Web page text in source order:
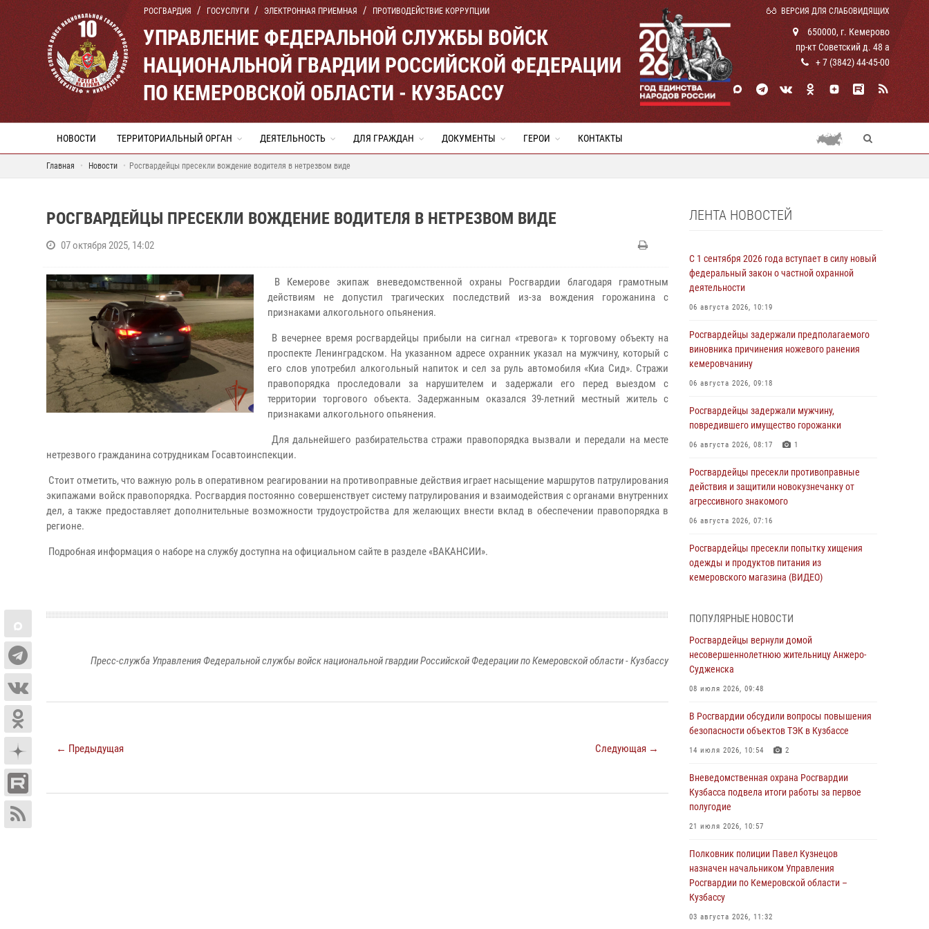
РОСГВАРДИЯ ГОСУСЛУГИ ЭЛЕКТРОННАЯ ПРИЕМНАЯ ПРОТИВОДЕЙСТВИЕ КОРРУПЦИИ ВЕРСИЯ ДЛЯ СЛАБОВИДЯЩИХ
УПРАВЛЕНИЕ ФЕДЕРАЛЬНОЙ СЛУЖБЫ ВОЙСК
НАЦИОНАЛЬНОЙ ГВАРДИИ РОССИЙСКОЙ ФЕДЕРАЦИИ
ПО КЕМЕРОВСКОЙ ОБЛАСТИ - КУЗБАССУ
650000, г. Кемерово
пр-кт Советский д. 48 а
+ 7 (3842) 44-45-00
НОВОСТИ ТЕРРИТОРИАЛЬНЫЙ ОРГАН ДЕЯТЕЛЬНОСТЬ ДЛЯ ГРАЖДАН ДОКУМЕНТЫ ГЕРОИ КОНТАКТЫ
Главная Новости Росгвардейцы пресекли вождение водителя в нетрезвом виде
РОСГВАРДЕЙЦЫ ПРЕСЕКЛИ ВОЖДЕНИЕ ВОДИТЕЛЯ В НЕТРЕЗВОМ ВИДЕ
07 октября 2025, 14:02
В Кемерове экипаж вневедомственной охраны Росгвардии благодаря грамотным
действиям не допустил трагических последствий из-за вождения горожанина с
признаками алкогольного опьянения.
В вечернее время росгвардейцы прибыли на сигнал «тревога» к торговому объекту на
проспекте Ленинградском. На указанном адресе охранник указал на мужчину, который с
его слов употребил алкогольный напиток и сел за руль автомобиля «Киа Сид». Стражи
правопорядка проследовали за нарушителем и задержали его перед выездом с
территории торгового объекта. Задержанным оказался 39-летний местный житель с
признаками алкогольного опьянения.
Для дальнейшего разбирательства стражи правопорядка вызвали и передали на месте
нетрезвого гражданина сотрудникам Госавтоинспекции.
Стоит отметить, что важную роль в оперативном реагировании на противоправные действия играет насыщение маршрутов патрулирования
экипажами войск правопорядка. Росгвардия постоянно совершенствует систему патрулирования и взаимодействия с органами внутренних
дел, а также предоставляет дополнительные возможности трудоустройства для желающих внести вклад в обеспечении правопорядка в
регионе.
Подробная информация о наборе на службу доступна на официальном сайте в разделе «ВАКАНСИИ».
Пресс-служба Управления Федеральной службы войск национальной гвардии Российской Федерации по Кемеровской области - Кузбассу
← Предыдущая Следующая →
ЛЕНТА НОВОСТЕЙ
С 1 сентября 2026 года вступает в силу новый
федеральный закон о частной охранной
деятельности
06 августа 2026, 10:19
Росгвардейцы задержали предполагаемого
виновника причинения ножевого ранения
кемеровчанину
06 августа 2026, 09:18
Росгвардейцы задержали мужчину,
повредившего имущество горожанки
06 августа 2026, 08:17 1
Росгвардейцы пресекли противоправные
действия и защитили новокузнечанку от
агрессивного знакомого
06 августа 2026, 07:16
Росгвардейцы пресекли попытку хищения
одежды и продуктов питания из
кемеровского магазина (ВИДЕО)
В Кузбассе стартовал чемпионат Сибирского
ордена Жукова округа Росгвардии по
служебно-боевой стрельбе
05 августа 2026, 10:53
дебошира, устроившего конфликт в
медицинском учреждении
05 августа 2026, 09:30
Росгвардейцы задержали участника драки,
причинившего побои оппоненту
05 августа 2026, 08:50
общественного порядка на городском пляже
05 августа 2026, 08:10
Росгвардейцы в Юрге пресекли попытку
проникновения на территорию частного
ПОПУЛЯРНЫЕ НОВОСТИ
Росгвардейцы вернули домой
несовершеннолетнюю жительницу Анжеро-
Судженска
08 июля 2026, 09:48
В Росгвардии обсудили вопросы повышения
безопасности объектов ТЭК в Кузбассе
14 июля 2026, 10:54 2
Вневедомственная охрана Росгвардии
Кузбасса подвела итоги работы за первое
полугодие
21 июля 2026, 10:57
Полковник полиции Павел Кузнецов
назначен начальником Управления
Росгвардии по Кемеровской области –
Кузбассу
03 августа 2026, 11:32